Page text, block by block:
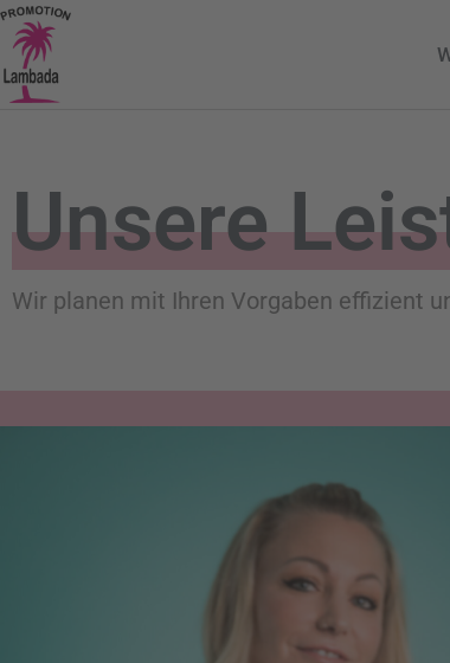
Unsere
Wir planen mit Ihren Vorgaben effizient